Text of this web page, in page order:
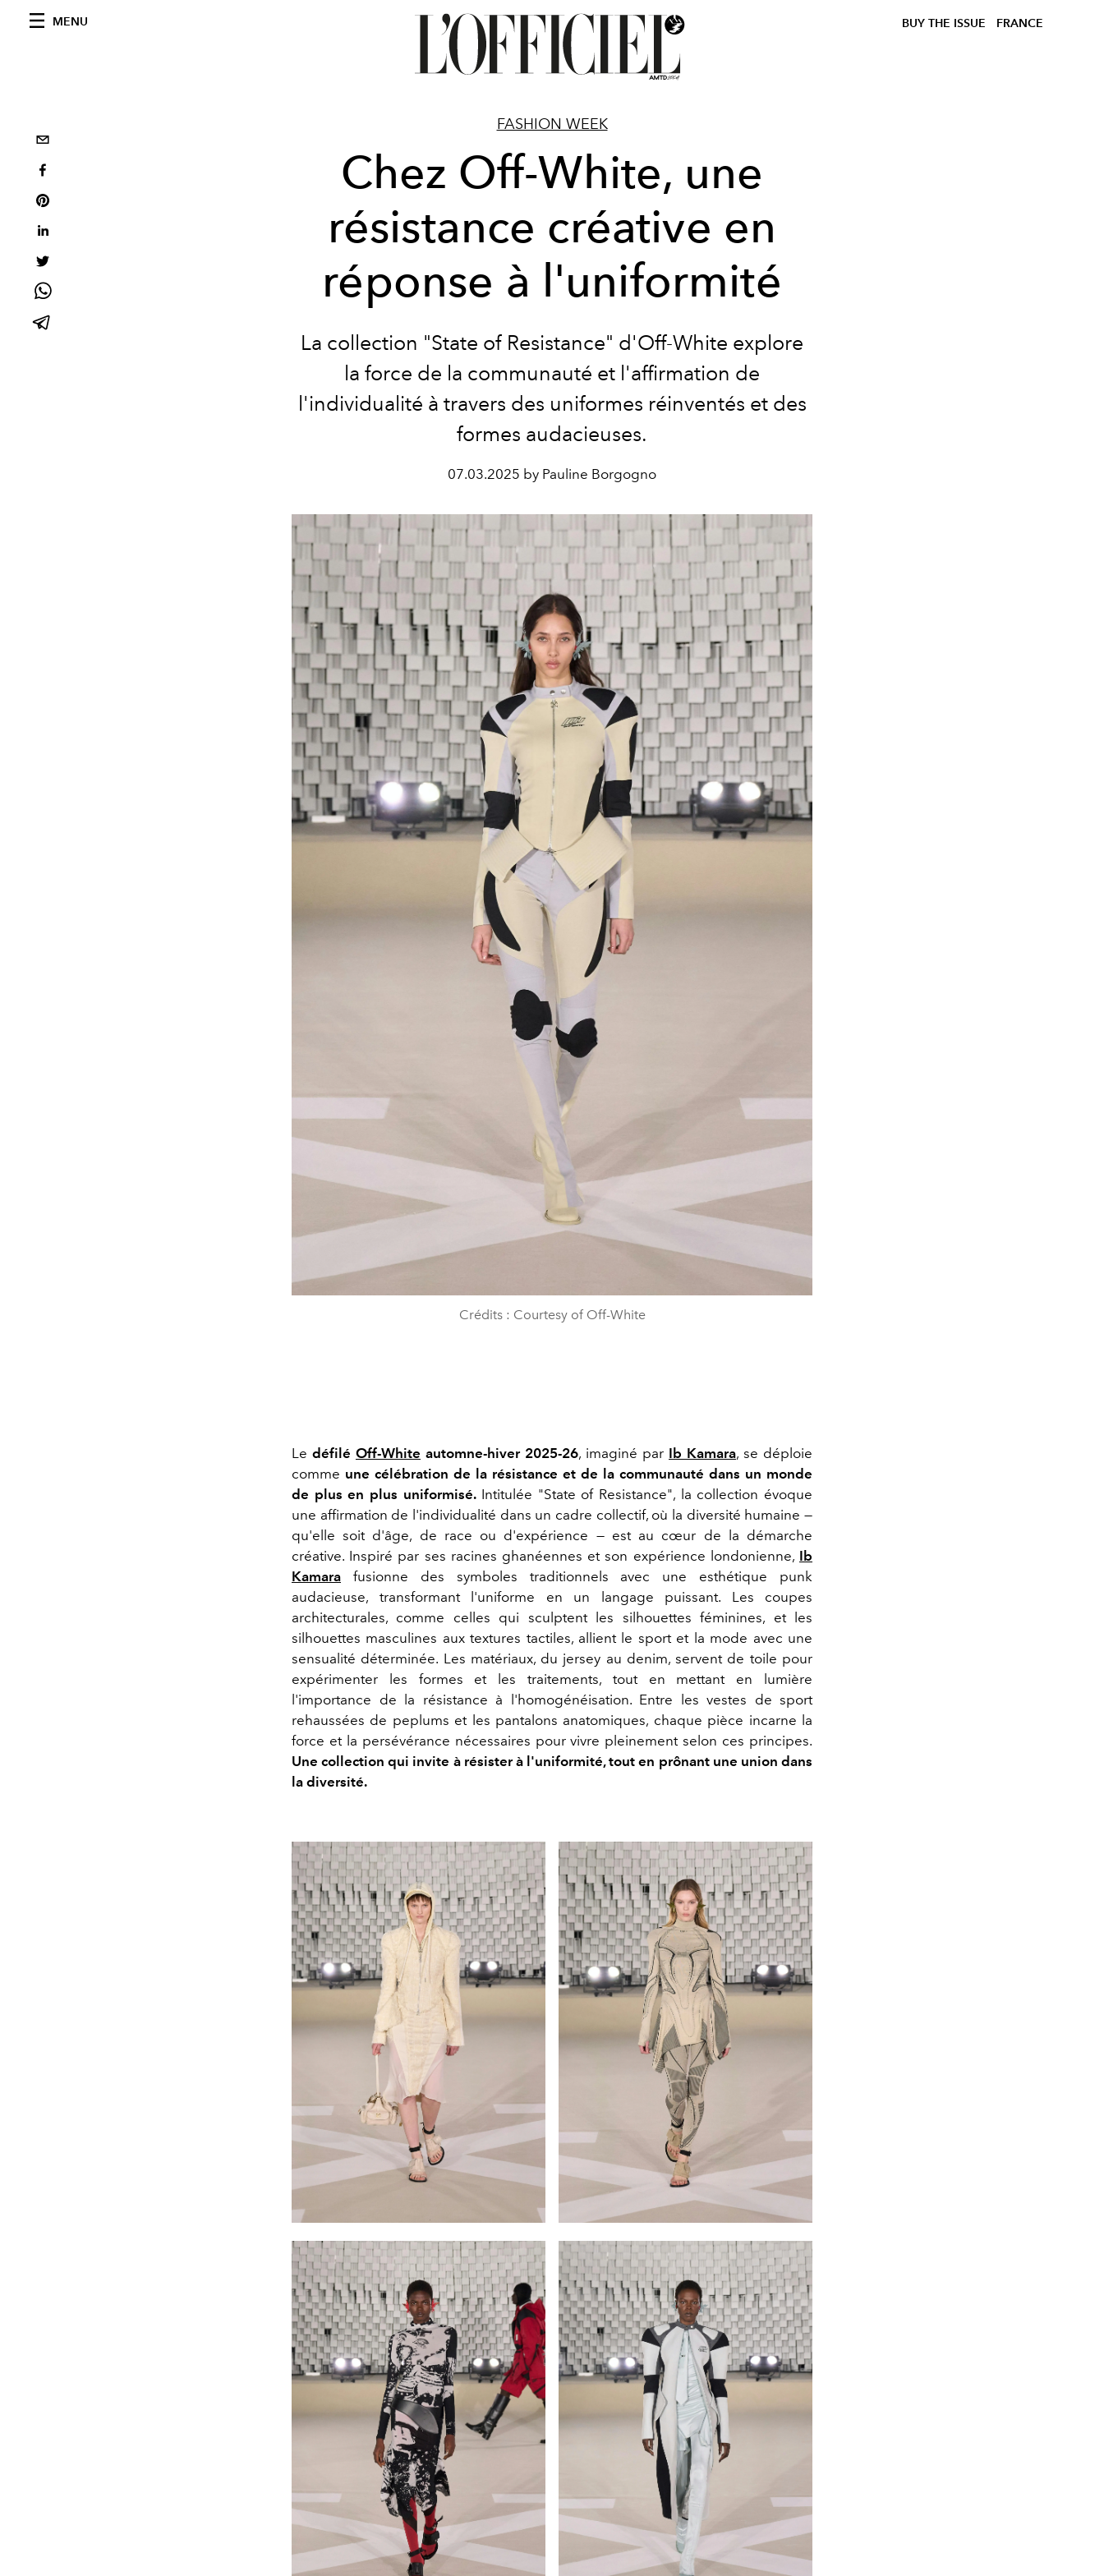
MENU BUY THE ISSUE FRANCE
FASHION WEEK
Chez Off-White, une
résistance créative en
réponse à l'uniformité
La collection "State of Resistance" d'Off-White explore
la force de la communauté et l'affirmation de
l'individualité à travers des uniformes réinventés et des
formes audacieuses.
07.03.2025 by Pauline Borgogno
Crédits : Courtesy of Off-White
Le défilé Off-White automne-hiver 2025-26, imaginé par Ib Kamara, se déploie
comme une célébration de la résistance et de la communauté dans un monde
de plus en plus uniformisé.Intitulée "State of Resistance", la collection évoque
une affirmation de l'individualité dans un cadre collectif, où la diversité humaine —
qu'elle soit d'âge, de race ou d'expérience — est au cœur de la démarche
créative. Inspiré par ses racines ghanéennes et son expérience londonienne, Ib
Kamara
fusionne des symboles traditionnels avec une esthétique punk
audacieuse, transformant l'uniforme en un langage puissant. Les coupes
architecturales, comme celles qui sculptent les silhouettes féminines, et les
silhouettes masculines aux textures tactiles, allient le sport et la mode avec une
sensualité déterminée. Les matériaux, du jersey au denim, servent de toile pour
expérimenter les formes et les traitements, tout en mettant en lumière
l'importance de la résistance à l'homogénéisation. Entre les vestes de sport
rehaussées de peplums et les pantalons anatomiques, chaque pièce incarne la
force et la persévérance nécessaires pour vivre pleinement selon ces principes.
Une collection qui invite à résister à l'uniformité, tout en prônant une union dans
la diversité.